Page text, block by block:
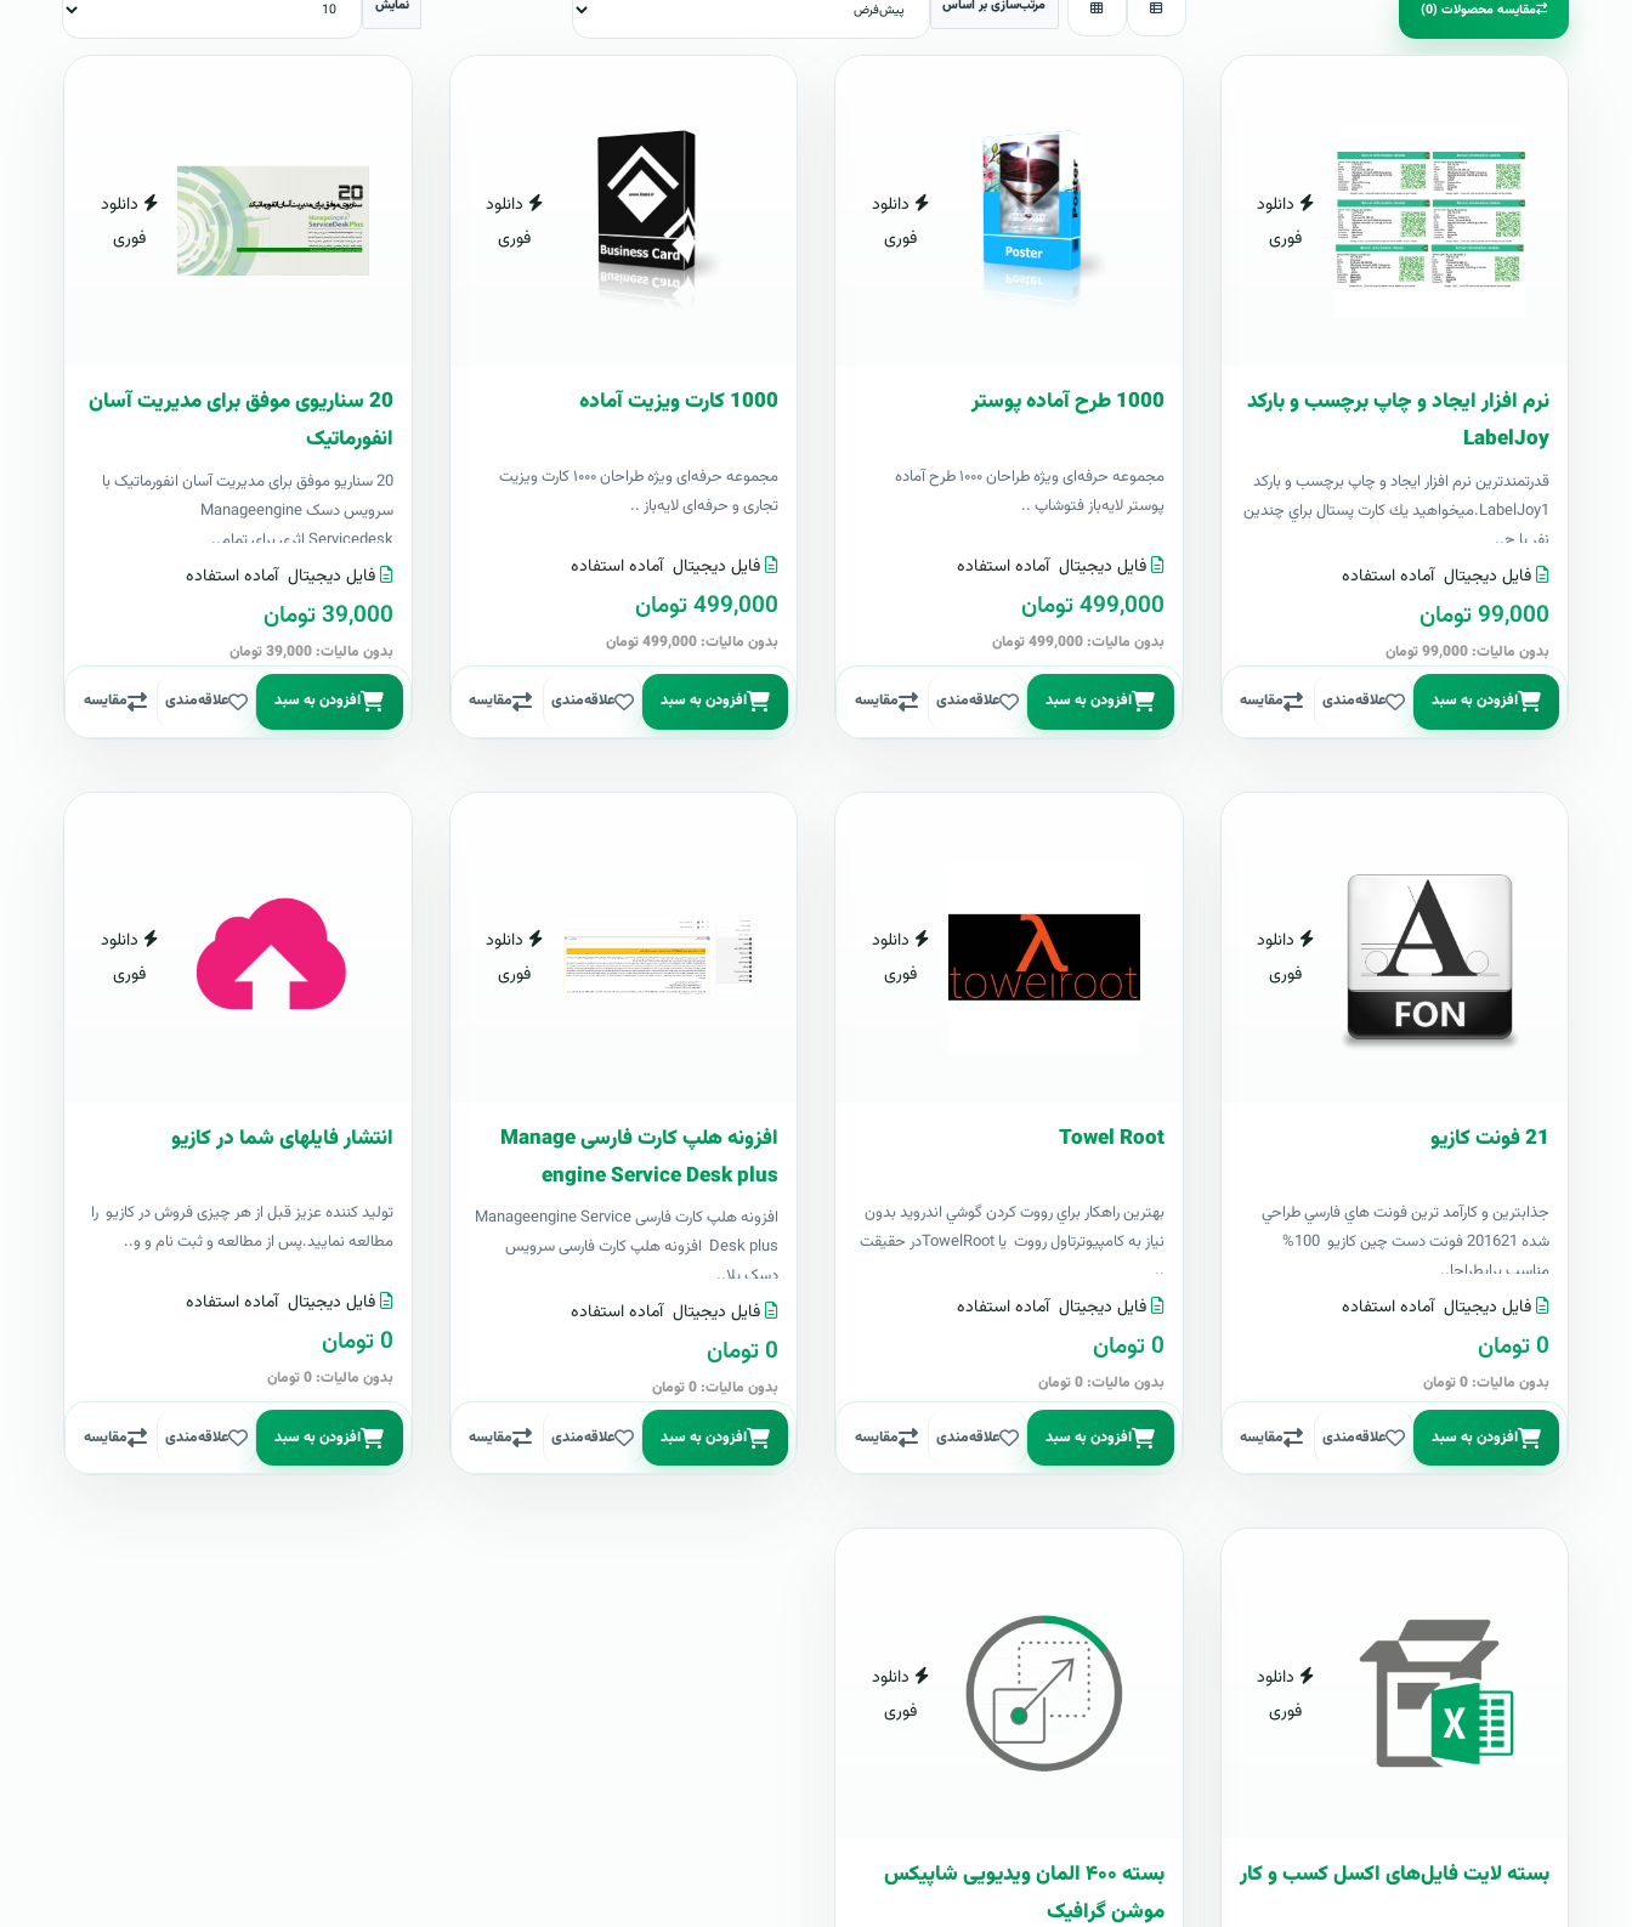
مقایسه محصولات (0) مرتب‌سازی بر اساس نمایش
دانلود
فوری
نرم افزار ایجاد و چاپ برچسب و بارکد
LabelJoy
قدرتمندترين نرم افزار ایجاد و چاپ برچسب و بارکد
LabelJoy1.ميخواهيد يك كارت پستال براي چندين
نفر يا چ..
فایل دیجیتال آماده استفاده
99,000 تومان
بدون مالیات: 99,000 تومان
افزودن به سبد علاقه‌مندی مقایسه
دانلود
فوری
1000 طرح آماده پوستر
مجموعه حرفه‌ای ویژه طراحان ۱۰۰۰ طرح آماده
پوستر لایه‌باز فتوشاپ ..
فایل دیجیتال آماده استفاده
499,000 تومان
بدون مالیات: 499,000 تومان
افزودن به سبد علاقه‌مندی مقایسه
دانلود
فوری
1000 کارت ويزيت آماده
مجموعه حرفه‌ای ویژه طراحان ۱۰۰۰ کارت ویزیت
تجاری و حرفه‌ای لایه‌باز ..
فایل دیجیتال آماده استفاده
499,000 تومان
بدون مالیات: 499,000 تومان
افزودن به سبد علاقه‌مندی مقایسه
دانلود
فوری
20 سناریوی موفق برای مدیریت آسان
انفورماتیک
20 سناریو موفق برای مدیریت آسان انفورماتیک با
سرویس دسک Manageengine
Servicedesk اثری برای تمام..
فایل دیجیتال آماده استفاده
39,000 تومان
بدون مالیات: 39,000 تومان
افزودن به سبد علاقه‌مندی مقایسه
دانلود
فوری
21 فونت کازيو
جذابترين و کارآمد ترين فونت هاي فارسي طراحي
شده 201621 فونت دست چين کازيو 100%
مناسب برايطراحا..
فایل دیجیتال آماده استفاده
0 تومان
بدون مالیات: 0 تومان
افزودن به سبد علاقه‌مندی مقایسه
دانلود
فوری
Towel Root
بهترين راهکار براي رووت کردن گوشي اندرويد بدون
نياز به کامپيوترتاول رووت يا TowelRootدر حقيقت
..
فایل دیجیتال آماده استفاده
0 تومان
بدون مالیات: 0 تومان
افزودن به سبد علاقه‌مندی مقایسه
دانلود
فوری
افزونه هلپ کارت فارسی Manage
engine Service Desk plus
افزونه هلپ کارت فارسی Manageengine Service
Desk plus افزونه هلپ کارت فارسی سرویس
دسک پلا..
فایل دیجیتال آماده استفاده
0 تومان
بدون مالیات: 0 تومان
افزودن به سبد علاقه‌مندی مقایسه
دانلود
فوری
انتشار فایلهای شما در کازیو
توليد کننده عزيز قبل از هر چیزی فروش در کازیو را
مطالعه نمایید.پس از مطالعه و ثبت نام و و..
فایل دیجیتال آماده استفاده
0 تومان
بدون مالیات: 0 تومان
افزودن به سبد علاقه‌مندی مقایسه
دانلود
فوری
بسته لایت فایل‌های اکسل کسب و کار
دانلود
فوری
بسته ۴۰۰ المان ویدیویی شاپیکس
موشن گرافیک